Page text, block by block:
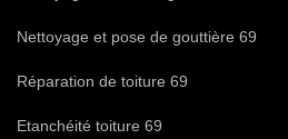
Nettoyage et pose de gouttière 69
Réparation de toiture 69
Etanchéité toiture 69